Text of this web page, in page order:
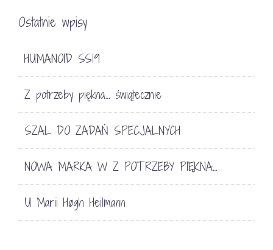
Ostatnie wpisy
HUMANOID SS19
Z potrzeby piękna… świątecznie
SZAL DO ZADAŃ SPECJALNYCH
NOWA MARKA W Z POTRZEBY PIĘKNA…
U Marii Høgh Heilmann